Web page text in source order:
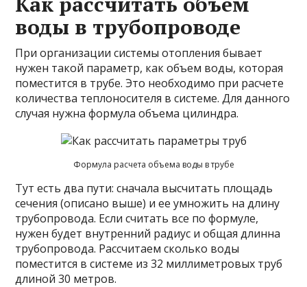
воды в трубопроводе
При организации системы отопления бывает
нужен такой параметр, как объем воды, которая
поместится в трубе. Это необходимо при расчете
количества теплоносителя в системе. Для данного
случая нужна формула объема цилиндра.
Формула расчета объема воды в трубе
Тут есть два пути: сначала высчитать площадь
сечения (описано выше) и ее умножить на длину
трубопровода. Если считать все по формуле,
нужен будет внутренний радиус и общая длинна
трубопровода. Рассчитаем сколько воды
поместится в системе из 32 миллиметровых труб
длиной 30 метров.